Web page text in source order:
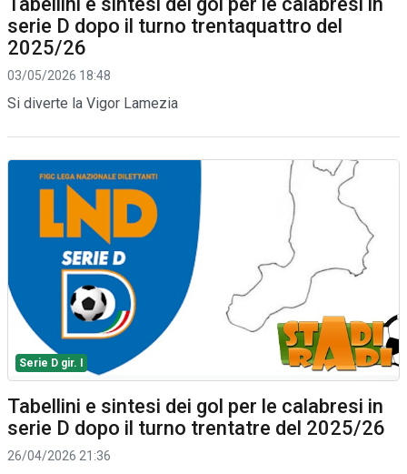
serie D dopo il turno trentaquattro del
2025/26
03/05/2026 18:48
Si diverte la Vigor Lamezia
Serie D gir. I
Tabellini e sintesi dei gol per le calabresi in
serie D dopo il turno trentatre del 2025/26
26/04/2026 21:36